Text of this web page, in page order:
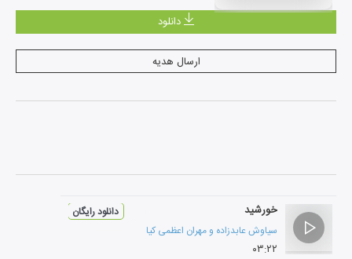
دانلود
ارسال هدیه
خورشید
سیاوش عابدزاده و مهران اعظمی کیا
۰۳:۲۲
دانلود رایگان